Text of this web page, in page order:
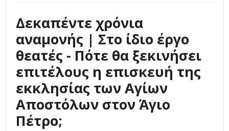
Δεκαπέντε χρόνια
αναμονής | Στο ίδιο έργο
θεατές - Πότε θα ξεκινήσει
επιτέλους η επισκευή της
εκκλησίας των Αγίων
Αποστόλων στον Άγιο
Πέτρο;